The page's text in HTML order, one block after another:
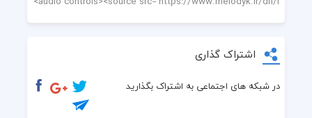
عطرت آرامش فردای جهان خواهد شد
آری این وعده ی حق است چنین خواهد شد
بعد از آن مبدا تاریخ جهان دیدن اوست
اشتراک گذاری
در شبکه های اجتماعی به اشتراک بگذارید